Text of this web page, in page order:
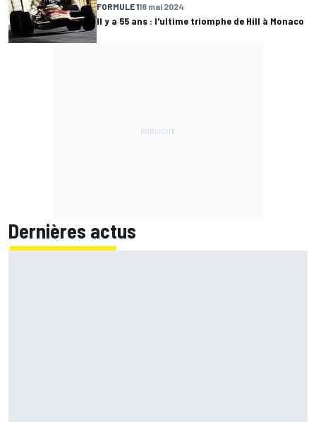
FORMULE 118 mai 2024
Il y a 55 ans : l'ultime triomphe de Hill à Monaco
Dernières actus